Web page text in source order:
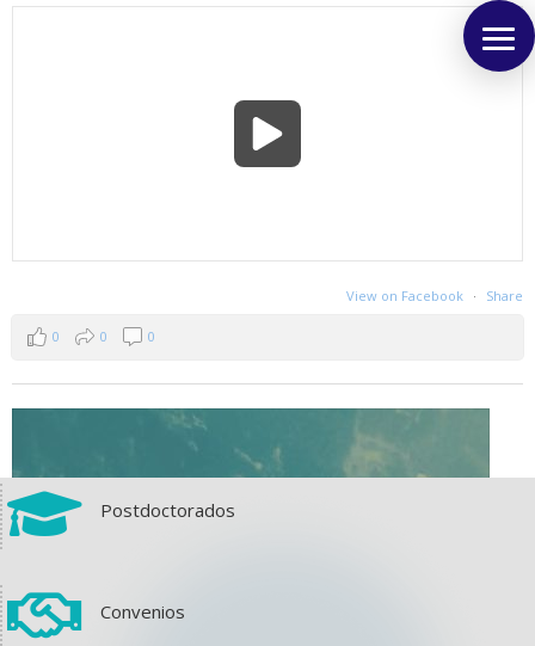
View on Facebook · Share
0 0 0
 Postdoctorados
 Convenios